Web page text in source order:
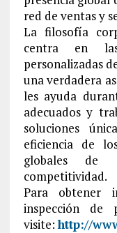
red de ventas y
La filosofía
centra en
personalizadas
una verdadera
les ayuda
adecuados y
soluciones
eficiencia de
globales de
competitividad.
Para obtener
inspección de
visite:http://